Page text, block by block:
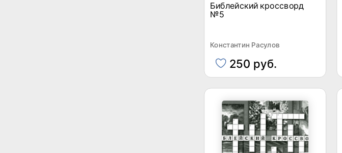
Библейский кроссворд
№5
Константин Расулов
250 руб.